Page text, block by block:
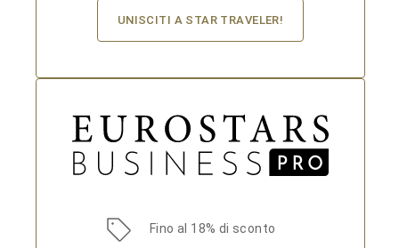
UNISCITI A STAR TRAVELER!
Fino al 18% di sconto